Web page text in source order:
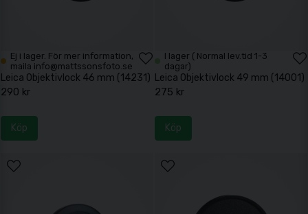
Ej i lager. För mer information,
maila info@mattssonsfoto.se
Leica Objektivlock 46 mm (14231)
290 kr
Köp
I lager ( Normal lev.tid 1-3
dagar)
Leica Objektivlock 49 mm (14001)
275 kr
Köp